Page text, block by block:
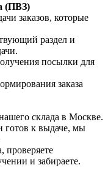
(ПВЗ)
заказов, которые
раздел и
посылки для
заказа
склада в Москве.
готов к выдаче, мы
проверяете
и забираете.